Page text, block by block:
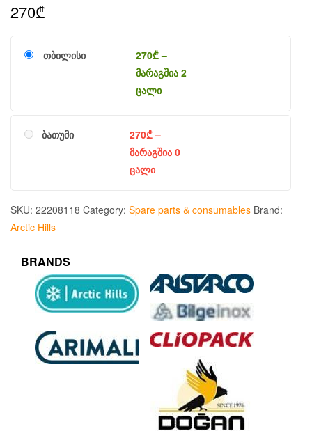
270₾
თბილისი 270₾–
მარაგშია 2
ცალი
ბათუმი 270₾–
მარაგშია 0
ცალი
SKU: 22208118 Category: Spare parts & consumables Brand:
Arctic Hills
BRANDS